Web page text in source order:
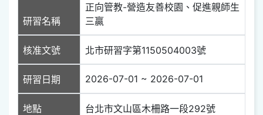
研習名稱
正向管教-營造友善校園、促進親師生
三贏
核准文號 北市研習字第1150504003號
研習日期 2026-07-01 ~ 2026-07-01
地點 台北市文山區木柵路一段292號